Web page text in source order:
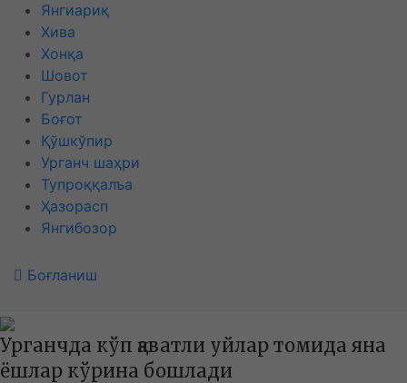
Янгиариқ
Хива
Хонқа
Шовот
Гурлан
Боғот
Қўшкўпир
Урганч шаҳри
Тупроққалъа
Ҳазорасп
Янгибозор
Боғланиш
Урганчда кўп қаватли уйлар томида яна
ёшлар кўрина бошлади